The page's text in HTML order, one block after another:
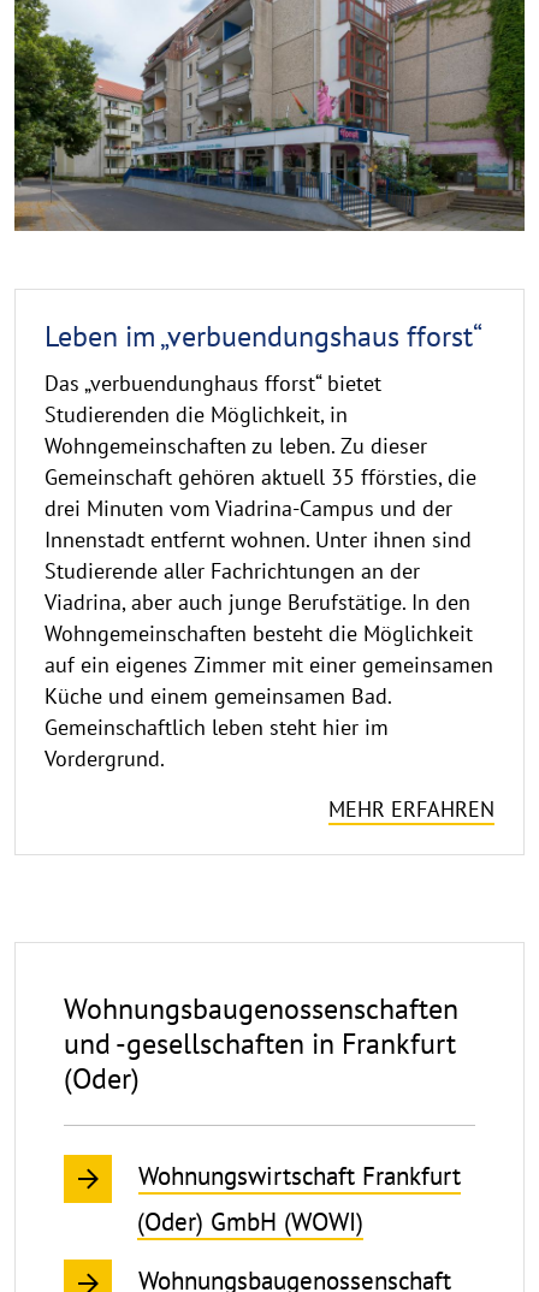
Leben im „verbuendungshaus fforst“
Das „verbuendunghaus fforst“ bietet
Studierenden die Möglichkeit, in
Wohngemeinschaften zu leben. Zu dieser
Gemeinschaft gehören aktuell 35 fförsties, die
drei Minuten vom Viadrina-Campus und der
Innenstadt entfernt wohnen. Unter ihnen sind
Studierende aller Fachrichtungen an der
Viadrina, aber auch junge Berufstätige. In den
Wohngemeinschaften besteht die Möglichkeit
auf ein eigenes Zimmer mit einer gemeinsamen
Küche und einem gemeinsamen Bad.
Gemeinschaftlich leben steht hier im
Vordergrund.
MEHR ERFAHREN
gesellschaften
Frankfurt
(Oder)
Wohnungsbaugenossenschaften
und -gesellschaften in Frankfurt
(Oder)
Wohnungswirtschaft Frankfurt
(Oder) GmbH (WOWI)
Wohnungsbaugenossenschaft